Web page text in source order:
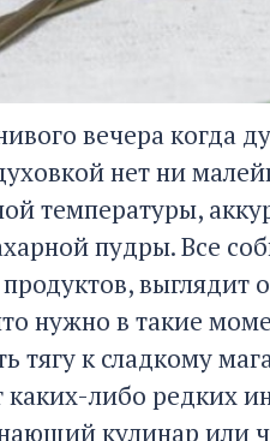
вечера когда
нет ни
температуры,
пудры. Все
выглядит
нужно в такие
тягу к сладкому
либо редких
кулинар или